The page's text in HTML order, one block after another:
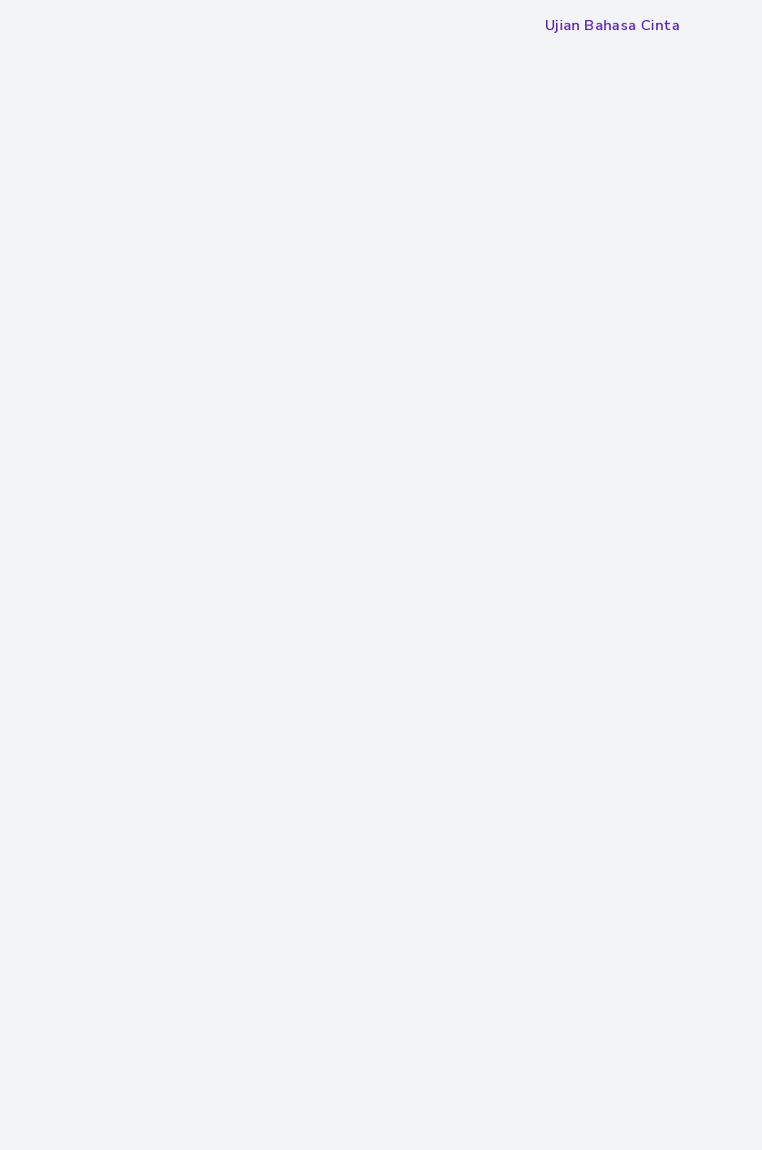
Ujian Bahasa Cinta